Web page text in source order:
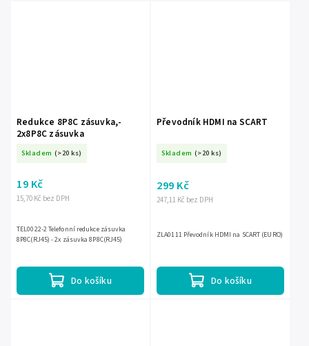
Redukce 8P8C zásuvka,-
2x8P8C zásuvka
Skladem (>20 ks)
15,70 Kč bez DPH
19 Kč
Do košíku
TEL0022-2 Telefonní redukce zásuvka
8P8C(RJ45) - 2x zásuvka 8P8C(RJ45)
Převodník HDMI na SCART
Skladem (>20 ks)
247,11 Kč bez DPH
299 Kč
Do košíku
ZLA0111 Převodník HDMI na SCART (EURO)